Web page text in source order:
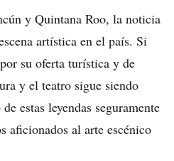
y Quintana Roo, la noticia
artística en el país. Si
su oferta turística y de
y el teatro sigue siendo
estas leyendas seguramente
aficionados al arte escénico